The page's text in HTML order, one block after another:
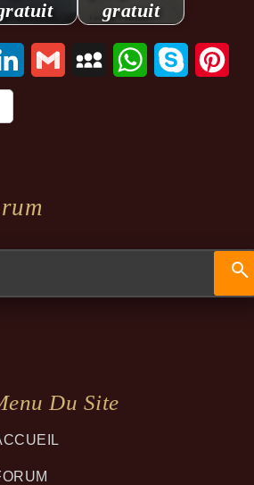
gratuit
LinkedInGmail MySpaceWhatsAppSkype
Du Site